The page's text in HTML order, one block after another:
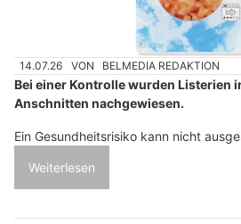
14.07.26 VON BELMEDIA REDAKTION
Bei einer Kontrolle wurden Listerien
Anschnitten nachgewiesen.
Ein Gesundheitsrisiko kann nicht
Weiterlesen